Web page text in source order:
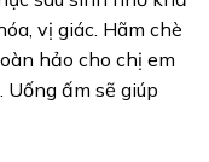
vị giác. Hãm chè
hảo cho chị em
Uống ấm sẽ giúp